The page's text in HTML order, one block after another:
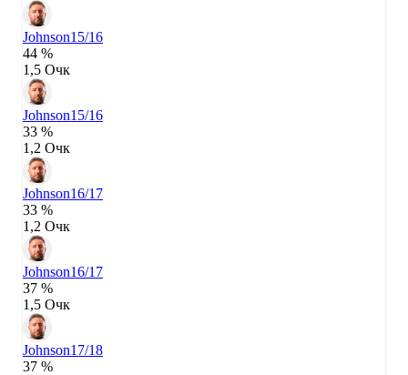
Johnson15/16
44 %
1,5 Очк
Johnson15/16
33 %
1,2 Очк
Johnson16/17
33 %
1,2 Очк
Johnson16/17
37 %
1,5 Очк
Johnson17/18
37 %